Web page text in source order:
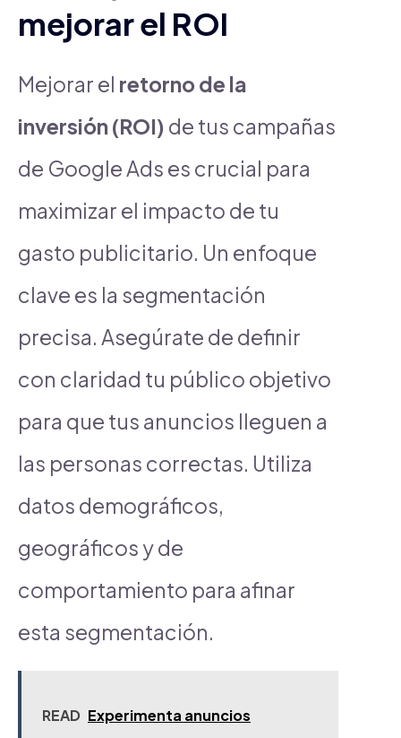
mejorar el ROI
Mejorar el retorno de la
inversión (ROI) de tus campañas
de Google Ads es crucial para
maximizar el impacto de tu
gasto publicitario. Un enfoque
clave es la segmentación
precisa. Asegúrate de definir
con claridad tu público objetivo
para que tus anuncios lleguen a
las personas correctas. Utiliza
datos demográficos,
geográficos y de
comportamiento para afinar
esta segmentación.
READ Experimenta anuncios